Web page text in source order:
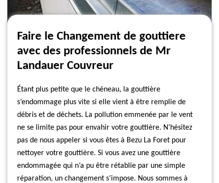
Faire le Changement de gouttiere
avec des professionnels de Mr
Landauer Couvreur
Étant plus petite que le chéneau, la gouttière
s’endommage plus vite si elle vient à être remplie de
débris et de déchets. La pollution emmenée par le vent
ne se limite pas pour envahir votre gouttière. N’hésitez
pas de nous appeler si vous êtes à Bezu La Foret pour
nettoyer votre gouttière. Si vous avez une gouttière
endommagée qui n’a pu être rétablie par une simple
réparation, un changement s’impose. Nous sommes à